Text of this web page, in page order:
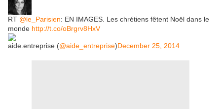
RT @le_Parisien: EN IMAGES. Les chrétiens fêtent Noël dans le
monde http://t.co/oBrgrv8HxV
aide.entreprise (@aide_entreprise)December 25, 2014